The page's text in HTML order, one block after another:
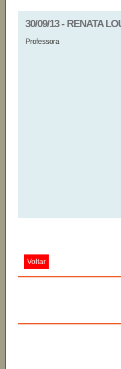
30/09/13 - RENATA
Professora
Voltar